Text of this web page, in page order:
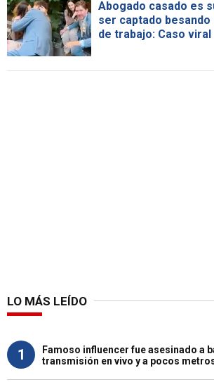
Abogado casado es
ser captado besando
de trabajo: Caso viral
LO MÁS LEÍDO
1
Famoso influencer fue asesinado a
transmisión en vivo y a pocos